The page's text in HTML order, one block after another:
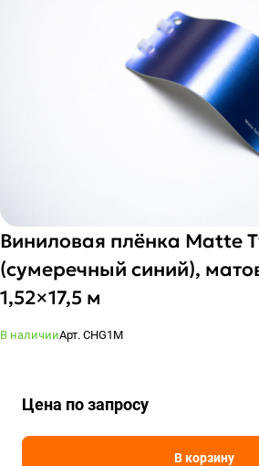
Виниловая плёнка Matte
(сумеречный синий),
1,52×17,5 м
В наличииАрт. CHG1M
Цена по запросу
В корзину